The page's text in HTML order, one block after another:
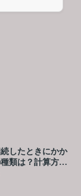
したときにかか
類は？計算方法
いて解説